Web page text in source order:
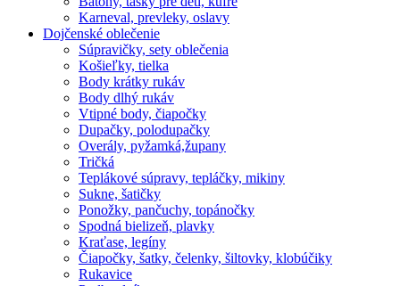
Karneval, prevleky, oslavy
Dojčenské oblečenie
Súpravičky, sety oblečenia
Košieľky, tielka
Body krátky rukáv
Body dlhý rukáv
Vtipné body, čiapočky
Dupačky, polodupačky
Overály, pyžamká,župany
Tričká
Teplákové súpravy, tepláčky, mikiny
Sukne, šatičky
Ponožky, pančuchy, topánočky
Spodná bielizeň, plavky
Kraťase, legíny
Čiapočky, šatky, čelenky, šiltovky, klobúčiky
Rukavice